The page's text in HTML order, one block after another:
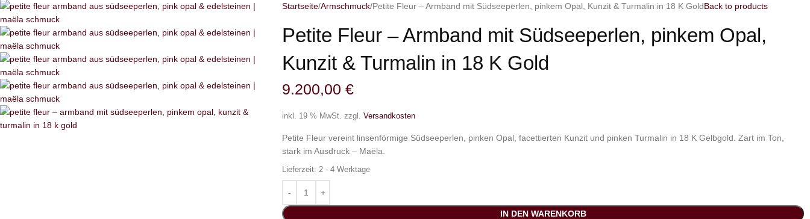
Startseite Armschmuck Petite Fleur – Armband mit Südseeperlen, pinkem Opal, Kunzit & Turmalin in 18 K GoldBack to products
Petite Fleur – Armband mit Südseeperlen, pinkem Opal,
Kunzit & Turmalin in 18 K Gold
9.200,00 €
inkl. 19 % MwSt. zzgl. Versandkosten
Petite Fleur vereint linsenförmige Südseeperlen, pinken Opal, facettierten Kunzit und pinken Turmalin in 18 K Gelbgold. Zart im Ton,
stark im Ausdruck – Maëla.
Lieferzeit: 2 - 4 Werktage
IN DEN WARENKORB